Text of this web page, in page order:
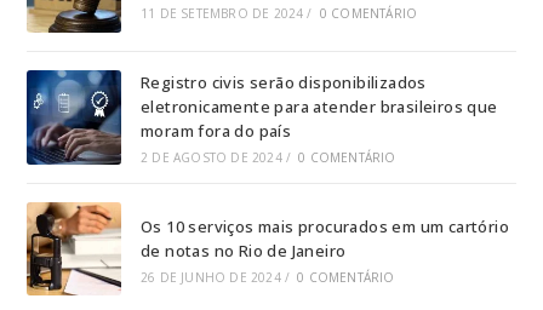
11 DE SETEMBRO DE 2024 / 0 COMENTÁRIO
Registro civis serão disponibilizados
eletronicamente para atender brasileiros que
moram fora do país
2 DE AGOSTO DE 2024 / 0 COMENTÁRIO
Os 10 serviços mais procurados em um cartório
de notas no Rio de Janeiro
26 DE JUNHO DE 2024 / 0 COMENTÁRIO